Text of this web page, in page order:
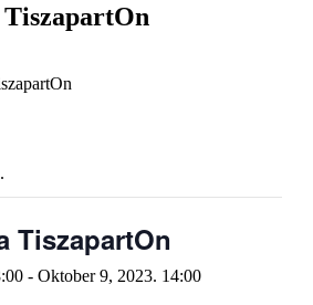
TiszapartOn
- Oktober 9, 2023. 14:00